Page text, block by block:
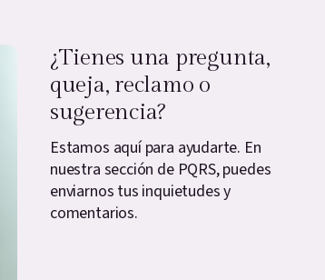
¿Tienes una pregunta,
queja, reclamo o
sugerencia?
Estamos aquí para ayudarte. En
nuestra sección de PQRS, puedes
enviarnos tus inquietudes y
comentarios.